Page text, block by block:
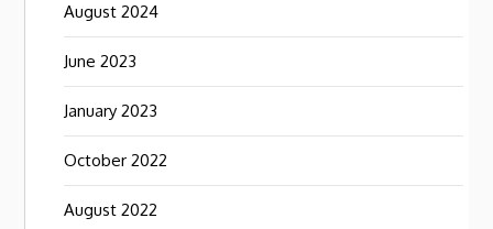
August 2024
June 2023
January 2023
October 2022
August 2022